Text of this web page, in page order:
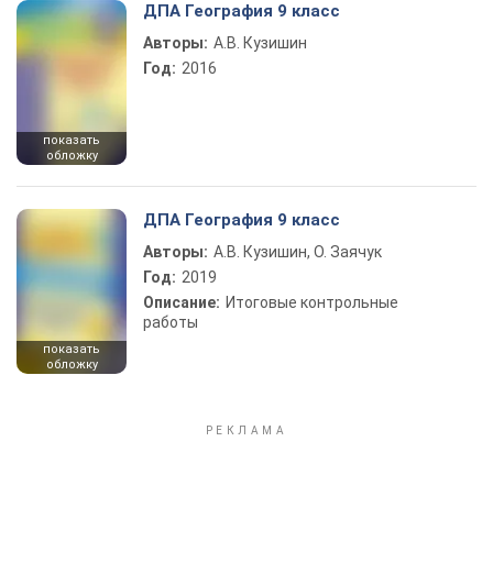
показать
обложку
ДПА География 9 класс
Авторы: А.В. Кузишин
Год: 2016
показать
обложку
ДПА География 9 класс
Авторы: А.В. Кузишин, О. Заячук
Год: 2019
Описание: Итоговые контрольные
работы